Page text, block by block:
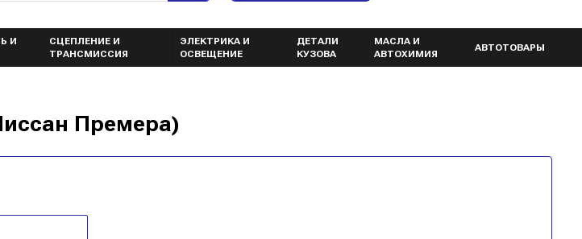
И
СЦЕПЛЕНИЕ И
ТРАНСМИССИЯ
ЭЛЕКТРИКА И
ОСВЕЩЕНИЕ
ДЕТАЛИ
КУЗОВА
МАСЛА И
АВТОХИМИЯ
АВТОТОВАРЫ
Премера)